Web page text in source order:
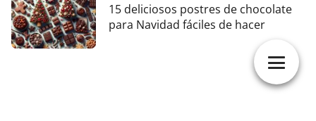
15 deliciosos postres de chocolate
para Navidad fáciles de hacer